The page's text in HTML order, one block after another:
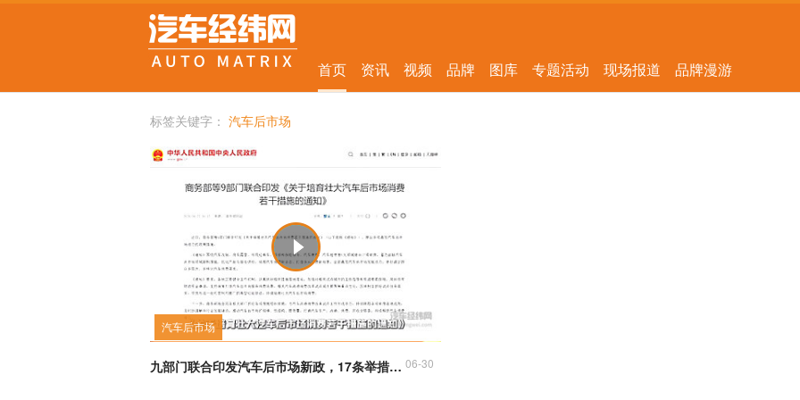
首页 资讯 视频 品牌 图库 专题活动 现场报道 品牌漫游
标签关键字： 汽车后市场
汽车后市场
九部门联合印发汽车后市场新政，17条举措推动行业高质量发展 06-30